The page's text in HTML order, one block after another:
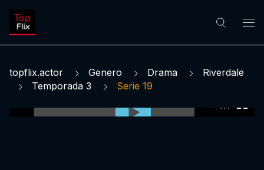
topflix.actor Genero Drama
Riverdale
Temporada 3
Serie 19